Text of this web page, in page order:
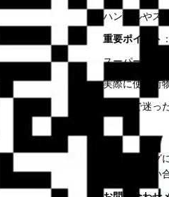
ハンドルやス
重要ポイント ：
スーパーコピ
実際に使う荷
サイズで迷っ
「このバッ
気軽にお問い